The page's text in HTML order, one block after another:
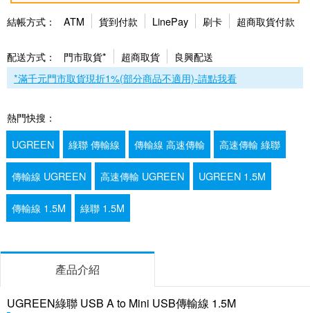
結帳方式： ATM 貨到付款 LinePay 刷卡 超商取貨付款
配送方式： 門市取貨* 超商取貨
良興配送
*滿千元門市取貨現折1%(部分商品不適用)-請點我看
熱門快搜：
UGREEN
綠聯 傳輸線 傳輸線 高速傳輸 高速傳輸 綠聯
傳輸線 UGREEN 高速傳輸 UGREEN UGREEN 1.5M
傳輸線 1.5M 綠聯 1.5M
產品介紹
UGREEN綠聯 USB A to Mini USB傳輸線 1.5M